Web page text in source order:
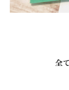
全